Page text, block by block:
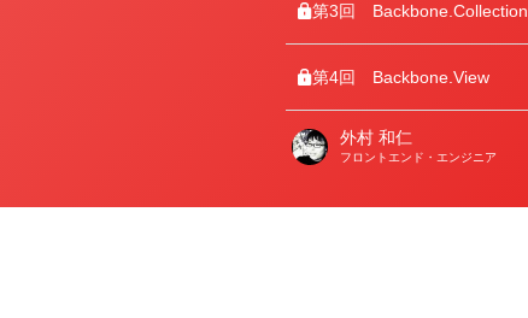
第3回 Backbone.Collection
第4回 Backbone.View
著
外村 和仁
フロントエンド・エンジニア